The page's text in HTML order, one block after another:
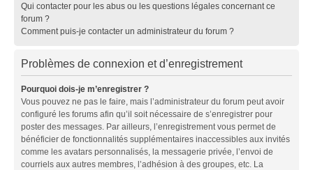
Qui contacter pour les abus ou les questions légales concernant ce
forum ?
Comment puis-je contacter un administrateur du forum ?
Problèmes de connexion et d’enregistrement
Pourquoi dois-je m’enregistrer ?
Vous pouvez ne pas le faire, mais l’administrateur du forum peut avoir
configuré les forums afin qu’il soit nécessaire de s’enregistrer pour
poster des messages. Par ailleurs, l’enregistrement vous permet de
bénéficier de fonctionnalités supplémentaires inaccessibles aux invités
comme les avatars personnalisés, la messagerie privée, l’envoi de
courriels aux autres membres, l’adhésion à des groupes, etc. La